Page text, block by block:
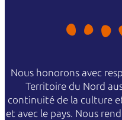
Nous honorons avec
Territoire du Nord
continuité de la culture
et avec le pays. Nous